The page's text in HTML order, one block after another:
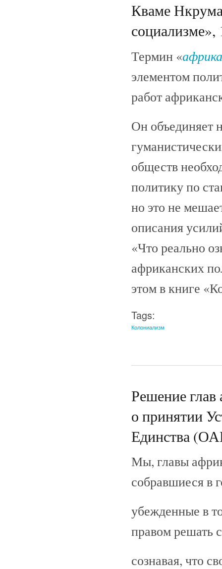
Кваме
социализме»,
Термин «
элементом
работ
Он объединяет
обществ
политику по
но это не
описания
«Что реально
африканских
этом в книге
Tags:
Колониализм
Решение глав
о принятии
Единства
Мы, главы
собравшиеся в
убежденные в
правом решать
сознавая, что